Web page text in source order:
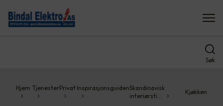
Søk
Hjem TjenesterPrivat InspirasjonsguidenSkandinavisk
interiørsti…
Kjøkken